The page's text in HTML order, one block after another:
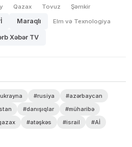
Qazax Tovuz Şəmkir
Maraqlı Elm və Texnologiya
Xəbər TV
#rusiya
#azərbaycan
#danışıqlar
#müharibə
#atəşkəs #israil
#Aİ